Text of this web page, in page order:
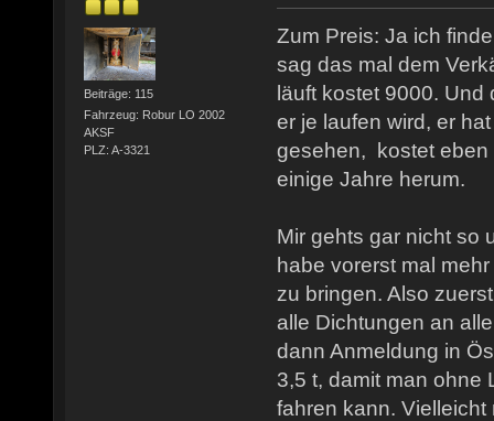
Beiträge: 115
Fahrzeug: Robur LO 2002
AKSF
PLZ: A-3321
Zum Preis: Ja ich
sag das mal dem
läuft kostet 9000.
er je laufen wird, er
gesehen, kostet eben
einige Jahre herum.
Mir gehts gar nicht so
habe vorerst mal
zu bringen. Also
alle Dichtungen an
dann Anmeldung in
3,5 t, damit man ohne
fahren kann.